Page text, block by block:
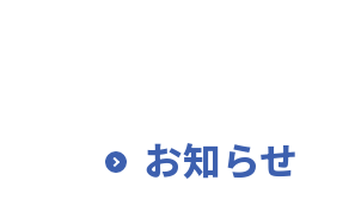
お知らせ